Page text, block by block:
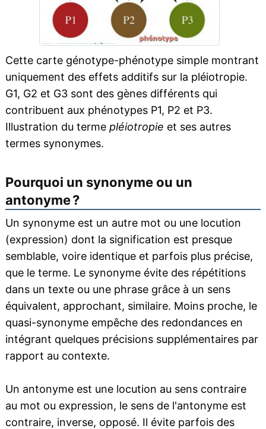
Cette carte génotype-phénotype simple montrant
uniquement des effets additifs sur la pléiotropie.
G1, G2 et G3 sont des gènes différents qui
contribuent aux phénotypes P1, P2 et P3.
Illustration du terme pléiotropie et ses autres
termes synonymes.
Pourquoi un synonyme ou un
antonyme ?
Un synonyme est un autre mot ou une locution
(expression) dont la signification est presque
semblable, voire identique et parfois plus précise,
que le terme. Le synonyme évite des répétitions
dans un texte ou une phrase grâce à un sens
équivalent, approchant, similaire. Moins proche, le
quasi-synonyme empêche des redondances en
intégrant quelques précisions supplémentaires par
rapport au contexte.
Un antonyme est une locution au sens contraire
au mot ou expression, le sens de l'antonyme est
contraire, inverse, opposé. Il évite parfois des